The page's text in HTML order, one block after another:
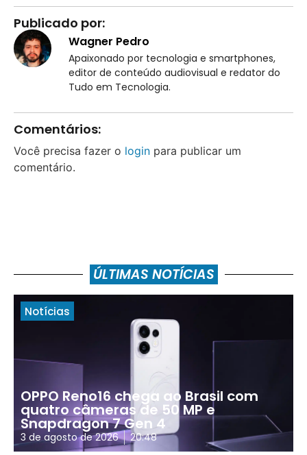
Publicado por:
Wagner Pedro
Apaixonado por tecnologia e smartphones,
editor de conteúdo audiovisual e redator do
Tudo em Tecnologia.
Comentários:
Você precisa fazer o login para publicar um
comentário.
ÚLTIMAS NOTÍCIAS
Notícias
OPPO Reno16 chega ao Brasil com
quatro câmeras de 50 MP e
Snapdragon 7 Gen 4
3 de agosto de 2026 20:48